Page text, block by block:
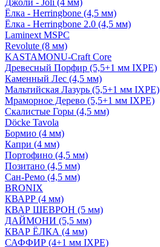
Джоли - Joli (4 мм)
Ёлка - Herringbone (4,5 мм)
Ёлка - Herringbone 2.0 (4,5 мм)
Laminext MSPC
Revolute (8 мм)
KASTAMONU-Craft Core
Древесный Порфир (5,5+1 мм IXPE)
Каменный Лес (4,5 мм)
Мальтийская Лазурь (5,5+1 мм IXPE)
Мраморное Дерево (5,5+1 мм IXPE)
Скалистые Горы (4,5 мм)
Döcke Tavola
Бормио (4 мм)
Капри (4 мм)
Портофино (4,5 мм)
Позитано (4,5 мм)
Сан-Ремо (4,5 мм)
BRONIX
КВАРР (4 мм)
КВАР ШЕВРОН (5 мм)
ДАЙМОНИ (5,5 мм)
КВАР ЁЛКА (4 мм)
САФФИР (4+1 мм IXPE)